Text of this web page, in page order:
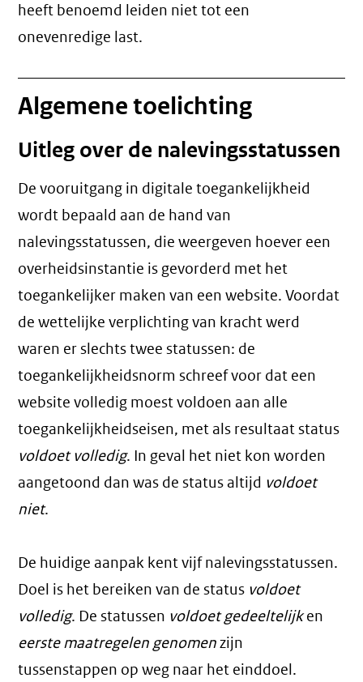
heeft benoemd leiden niet tot een
onevenredige last.
Algemene toelichting
Uitleg over de nalevingsstatussen
De vooruitgang in digitale toegankelijkheid
wordt bepaald aan de hand van
nalevingsstatussen, die weergeven hoever een
overheidsinstantie is gevorderd met het
toegankelijker maken van een website. Voordat
de wettelijke verplichting van kracht werd
waren er slechts twee statussen: de
toegankelijkheidsnorm schreef voor dat een
website volledig moest voldoen aan alle
toegankelijkheidseisen, met als resultaat status
voldoet volledig. In geval het niet kon worden
aangetoond dan was de status altijd voldoet
niet.
De huidige aanpak kent vijf nalevingsstatussen.
Doel is het bereiken van de status voldoet
volledig. De statussen voldoet gedeeltelijken
eerste maatregelen genomenzijn
tussenstappen op weg naar het einddoel.